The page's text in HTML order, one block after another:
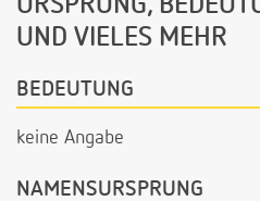
URSPRUNG,
UND VIELES MEHR
BEDEUTUNG
keine Angabe
NAMENSURSPRUNG